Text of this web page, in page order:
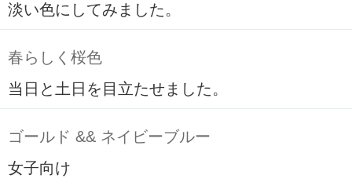
淡い色にしてみました。
春らしく桜色
当日と土日を目立たせました。
ゴールド && ネイビーブルー
女子向け